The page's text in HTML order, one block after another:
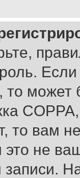
то может
то вам
не
записи.